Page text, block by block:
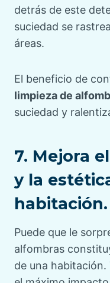
detrás de este
suciedad se
áreas.
El beneficio de
limpieza de
suciedad y
7. Mejora
y la
habitación.
Puede que le
alfombras
de una habitación.